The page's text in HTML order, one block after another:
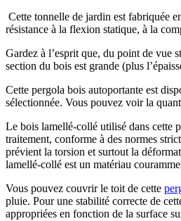
Cette tonnelle de jardin est fabriquée
résistance à la flexion statique, à la
Gardez à l’esprit que, du point de vue
section du bois est grande (plus
Cette pergola bois autoportante est
sélectionnée. Vous pouvez voir la
Le bois lamellé-collé utilisé dans cette
traitement, conforme à des normes
prévient la torsion et surtout la
lamellé-collé est un matériau
Vous pouvez couvrir le toit de cette
pluie. Pour une stabilité correcte de
appropriées en fonction de la surface